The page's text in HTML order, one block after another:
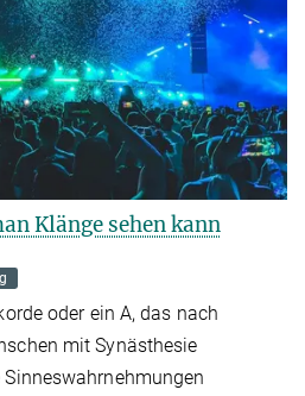
Klänge sehen kann
oder ein A, das nach
mit Synästhesie